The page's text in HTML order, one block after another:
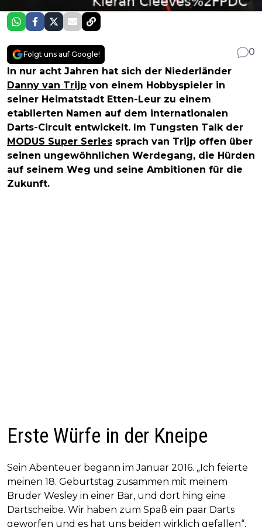
Folgt uns auf Google!
0
In nur acht Jahren hat sich der Niederländer
Danny van Trijp von einem Hobbyspieler in
seiner Heimatstadt Etten-Leur zu einem
etablierten Namen auf dem internationalen
Darts-Circuit entwickelt. Im Tungsten Talk der
MODUS Super Series sprach van Trijp offen über
seinen ungewöhnlichen Werdegang, die Hürden
auf seinem Weg und seine Ambitionen für die
Zukunft.
Erste Würfe in der Kneipe
Sein Abenteuer begann im Januar 2016. „Ich feierte
meinen 18. Geburtstag zusammen mit meinem
Bruder Wesley in einer Bar, und dort hing eine
Dartscheibe. Wir haben zum Spaß ein paar Darts
geworfen und es hat uns beiden wirklich gefallen“,